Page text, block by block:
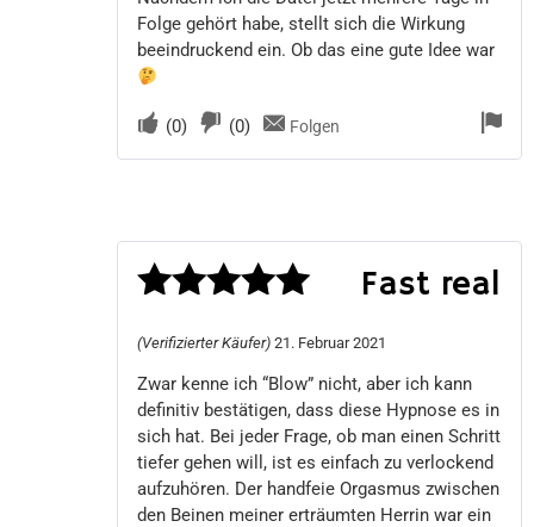
Folge gehört habe, stellt sich die Wirkung
beeindruckend ein. Ob das eine gute Idee war
(0) (0) Folgen
Bewertet
mit
von 5
Fast real
(Verifizierter Käufer) 21. Februar 2021
Zwar kenne ich “Blow” nicht, aber ich kann
definitiv bestätigen, dass diese Hypnose es in
sich hat. Bei jeder Frage, ob man einen Schritt
tiefer gehen will, ist es einfach zu verlockend
aufzuhören. Der handfeie Orgasmus zwischen
den Beinen meiner erträumten Herrin war ein